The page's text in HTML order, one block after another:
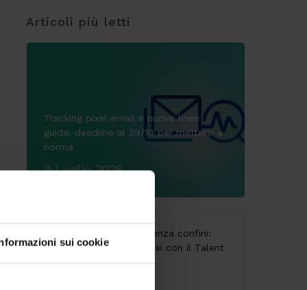
sui cookie
Articoli più letti
Tracking pixel email e nuove linee
guida: deadline al 29/10 per mettersi a
norma
9 Luglio 2026
CodyLab, formazione senza confini:
Italia e Camerun connessi con il Talent
Accelerator Program